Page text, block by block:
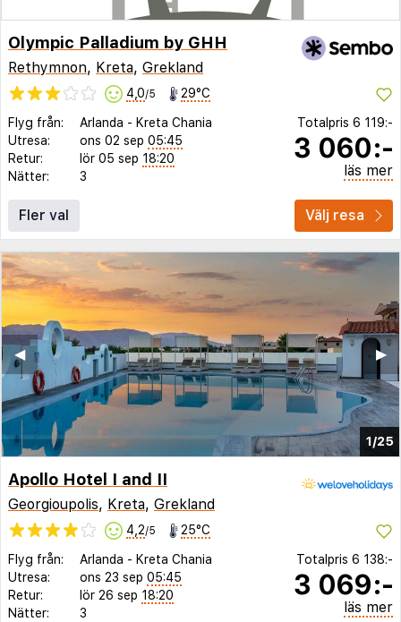
Olympic Palladium by GHH
Rethymnon, Kreta, Grekland
4,0/5 29°C
Flyg från: Arlanda - Kreta Chania
Utresa:
ons 02 sep 05:45
Retur:
lör 05 sep 18:20
Nätter:
3
Totalpris 6 119:-
3 060:-
läs mer
Fler val Välj resa
1/25
▶︎
◀︎
Apollo Hotel I and II
Georgioupolis, Kreta, Grekland
4,2/5 25°C
Flyg från: Arlanda - Kreta Chania
Utresa:
ons 23 sep 05:45
Retur:
lör 26 sep 18:20
Nätter:
3
Totalpris 6 138:-
3 069:-
läs mer